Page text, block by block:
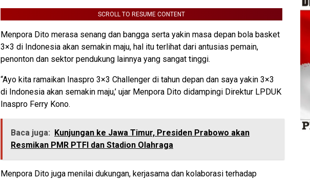
SCROLL TO RESUME CONTENT
Menpora Dito merasa senang dan bangga serta yakin masa depan bola basket
3×3 di Indonesia akan semakin maju, hal itu terlihat dari antusias pemain,
penonton dan sektor pendukung lainnya yang sangat tinggi.
“Ayo kita ramaikan Inaspro 3×3 Challenger di tahun depan dan saya yakin 3×3
di Indonesia akan semakin maju,’ ujar Menpora Dito didampingi Direktur LPDUK
Inaspro Ferry Kono.
Baca juga: Kunjungan ke Jawa Timur, Presiden Prabowo akan
Resmikan PMR PTFI dan Stadion Olahraga
Menpora Dito juga menilai dukungan, kerjasama dan kolaborasi terhadap